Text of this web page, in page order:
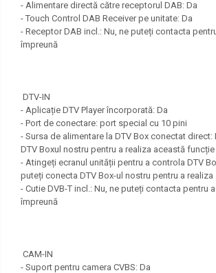
- Alimentare directă către receptorul DAB: Da
- Touch Control DAB Receiver pe unitate: Da
- Receptor DAB incl.: Nu, ne puteți contacta
împreună
DTV-IN
- Aplicație DTV Player încorporată: Da
- Port de conectare: port special cu 10 pini
- Sursa de alimentare la DTV Box conectat
DTV Boxul nostru pentru a realiza această funcție
- Atingeți ecranul unității pentru a controla DTV
puteți conecta DTV Box-ul nostru pentru a
- Cutie DVB-T incl.: Nu, ne puteți contacta pentru
împreună
CAM-IN
- Suport pentru camera CVBS: Da